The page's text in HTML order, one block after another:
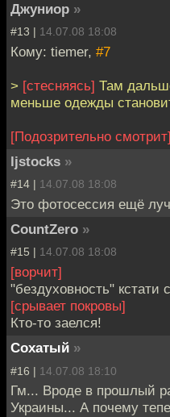
Джуниор »
#13 | 14.07.08 18:08
Кому: tiemer, #7
> [стесняясь] Там
меньше одежды
[Подозрительно смотрит]
ljstocks »
#14 | 14.07.08 18:08
Это фотосессия ещё
CountZero »
#15 | 14.07.08 18:08
[ворчит]
"бездуховность" кстати
[срывает покровы]
Кто-то заелся!
Cохатый »
#16 | 14.07.08 18:10
Гм... Вроде в прошлый
Украины... А почему